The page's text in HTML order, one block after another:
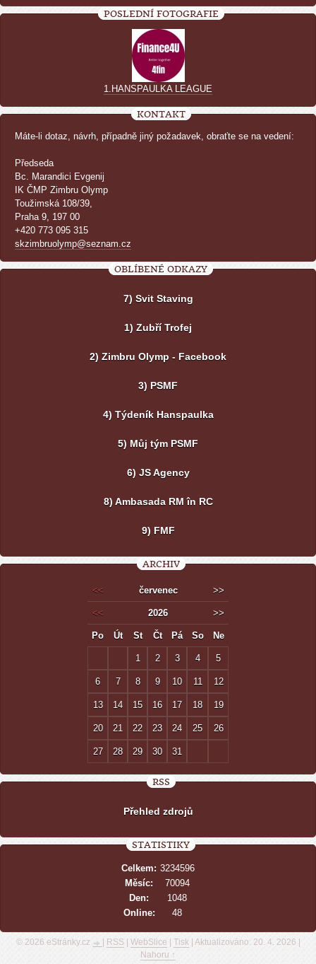
POSLEDNÍ FOTOGRAFIE
1.HANSPAULKA LEAGUE
KONTAKT
Máte-li dotaz, návrh, případně jiný požadavek, obraťte se na vedení:
Předseda
Bc. Marandici Evgenij
IK ČMP Zimbru Olymp
Toužimská 108/39,
Praha 9, 197 00
+420 773 095 315
skzimbruolymp@seznam.cz
OBLÍBENÉ ODKAZY
7) Svit Staving
1) Zubří Trofej
2) Zimbru Olymp - Facebook
3) PSMF
4) Týdeník Hanspaulka
5) Můj tým PSMF
6) JS Agency
8) Ambasada RM în RC
9) FMF
ARCHIV
<< červenec >>
<< 2026 >>
Po Út St Čt Pá So Ne
1 2 3 4 5
6 7 8 9 10 11 12
13 14 15 16 17 18 19
20 21 22 23 24 25 26
27 28 29 30 31
RSS
Přehled zdrojů
STATISTIKY
Online: 48
Celkem: 3234596
Měsíc:
70094
Den:
1048
© 2026 eStránky.cz RSS| WebSlice Tisk| Aktualizováno: 20. 4. 2026
Nahoru ↑